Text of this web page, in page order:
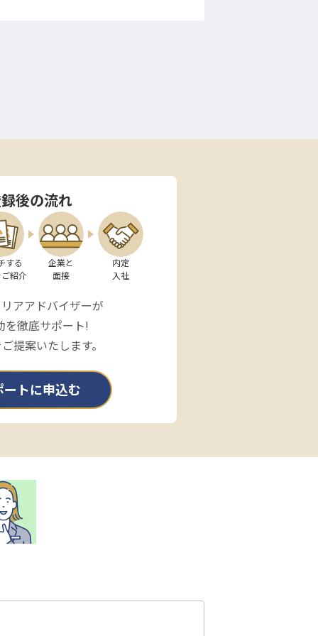
後の流れ
する
紹介
企業と
面接
内定
入社
アアドバイザーが
を徹底サポート!
提案いたします。
ートに申込む